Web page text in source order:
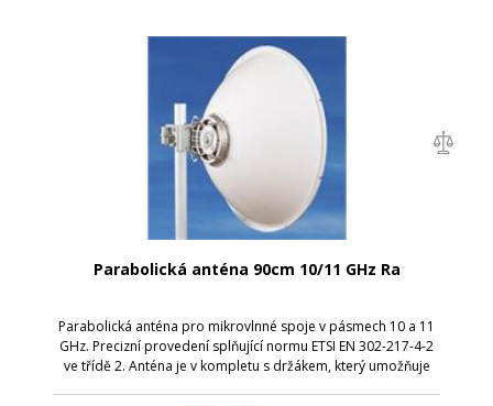
Parabolická anténa 90cm 10/11 GHz Ra
Parabolická anténa pro mikrovlnné spoje v pásmech 10 a 11
GHz. Precizní provedení splňující normu ETSI EN 302-217-4-2
ve třídě 2. Anténa je v kompletu s držákem, který umožňuje